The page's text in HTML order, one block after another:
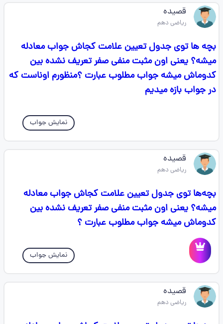
قصیده
ریاضی دهم
بچه ها توی جدول تعیین علامت کجاش جواب معادله
میشه؟ یعنی اون مثبت منفی صفر تعریف نشده بین
کدوماش میشه جواب مطلوب عبارت ؟منظورم اوناست که
در جواب بازه میدیم
نمایش جواب
قصیده
ریاضی دهم
بچه‌ها توی جدول تعیین علامت کجاش جواب معادله
میشه؟ یعنی اون مثبت منفی صفر تعریف نشده بین
کدوماش میشه جواب مطلوب عبارت ؟
نمایش جواب
قصیده
ریاضی دهم